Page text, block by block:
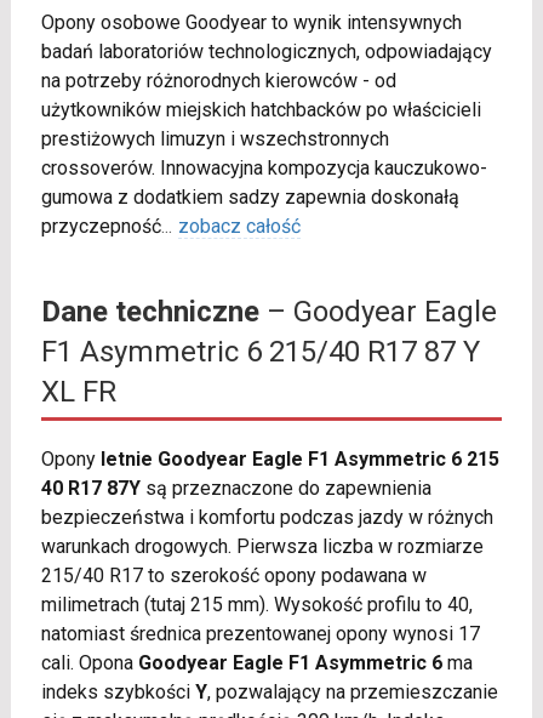
Opony osobowe Goodyear to wynik intensywnych
badań laboratoriów technologicznych, odpowiadający
na potrzeby różnorodnych kierowców - od
użytkowników miejskich hatchbacków po właścicieli
prestiżowych limuzyn i wszechstronnych
crossoverów. Innowacyjna kompozycja kauczukowo-
gumowa z dodatkiem sadzy zapewnia doskonałą
przyczepność... zobacz całość
Dane techniczne– Goodyear Eagle
F1 Asymmetric 6 215/40 R17 87 Y
XL FR
Opony letnie Goodyear Eagle F1 Asymmetric 6 215
40 R17 87Ysą przeznaczone do zapewnienia
bezpieczeństwa i komfortu podczas jazdy w różnych
warunkach drogowych. Pierwsza liczba w rozmiarze
215/40 R17 to szerokość opony podawana w
milimetrach (tutaj 215 mm). Wysokość profilu to 40,
natomiast średnica prezentowanej opony wynosi 17
cali. Opona Goodyear Eagle F1 Asymmetric 6ma
indeks szybkości Y, pozwalający na przemieszczanie